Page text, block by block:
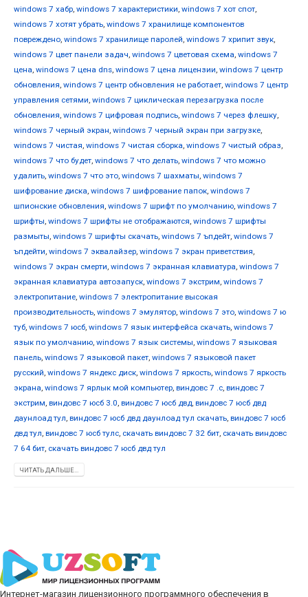
windows 7 хабр, windows 7 характеристики, windows 7 хот спот,
windows 7 хотят убрать, windows 7 хранилище компонентов
повреждено, windows 7 хранилище паролей, windows 7 хрипит звук,
windows 7 цвет панели задач, windows 7 цветовая схема, windows 7
цена, windows 7 цена dns, windows 7 цена лицензии, windows 7 центр
обновления, windows 7 центр обновления не работает, windows 7 центр
управления сетями, windows 7 циклическая перезагрузка после
обновления, windows 7 цифровая подпись, windows 7 через флешку,
windows 7 черный экран, windows 7 черный экран при загрузке,
windows 7 чистая, windows 7 чистая сборка, windows 7 чистый образ,
windows 7 что будет, windows 7 что делать, windows 7 что можно
удалить, windows 7 что это, windows 7 шахматы, windows 7
шифрование диска, windows 7 шифрование папок, windows 7
шпионские обновления, windows 7 шрифт по умолчанию, windows 7
шрифты, windows 7 шрифты не отображаются, windows 7 шрифты
размыты, windows 7 шрифты скачать, windows 7 ъпдейт, windows 7
ъпдейти, windows 7 эквалайзер, windows 7 экран приветствия,
windows 7 экран смерти, windows 7 экранная клавиатура, windows 7
экранная клавиатура автозапуск, windows 7 экстрим, windows 7
электропитание, windows 7 электропитание высокая
производительность, windows 7 эмулятор, windows 7 это, windows 7 ю
туб, windows 7 юсб, windows 7 язык интерфейса скачать, windows 7
язык по умолчанию, windows 7 язык системы, windows 7 языковая
панель, windows 7 языковой пакет, windows 7 языковой пакет
русский, windows 7 яндекс диск, windows 7 яркость, windows 7 яркость
экрана, windows 7 ярлык мой компьютер, виндовс 7 .с, виндовс 7
экстрим, виндовс 7 юсб 3.0, виндовс 7 юсб двд, виндовс 7 юсб двд
даунлоад тул, виндовс 7 юсб двд даунлоад тул скачать, виндовс 7 юсб
двд тул, виндовс 7 юсб тулс, скачать виндовс 7 32 бит, скачать виндовс
7 64 бит, скачать виндовс 7 юсб двд тул
ЧИТАТЬ ДАЛЬШЕ...
Интернет-магазин лицензионного программного обеспечения в